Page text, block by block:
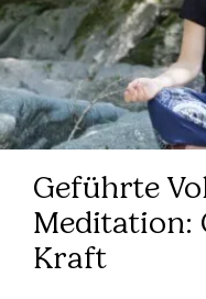
Geführte
Meditation:
Kraft